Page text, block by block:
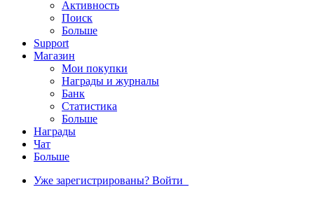
Активность
Поиск
Больше
Support
Магазин
Мои покупки
Награды и журналы
Банк
Статистика
Больше
Награды
Чат
Больше
Уже зарегистрированы? Войти